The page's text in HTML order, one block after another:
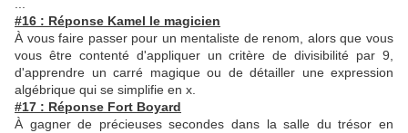
#16 : Réponse Kamel le magicien
À vous faire passer pour un mentaliste de renom, alors que vous
vous être contenté d'appliquer un critère de divisibilité par 9,
d'apprendre un carré magique ou de détailler une expression
algébrique qui se simplifie en x.
#17 : Réponse Fort Boyard
À gagner de précieuses secondes dans la salle du trésor en